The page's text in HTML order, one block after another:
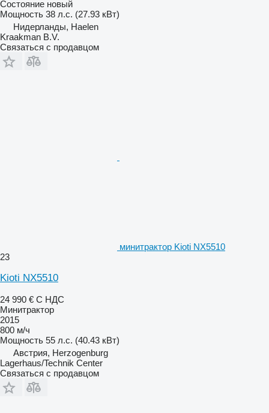
Состояние новый
Мощность 38 л.с. (27.93 кВт)
Нидерланды, Haelen
Kraakman B.V.
Связаться с продавцом
минитрактор Kioti NX5510
23
Kioti NX5510
24 990 € С НДС
Минитрактор
2015
800 м/ч
Мощность 55 л.с. (40.43 кВт)
Австрия, Herzogenburg
Lagerhaus/Technik Center
Связаться с продавцом